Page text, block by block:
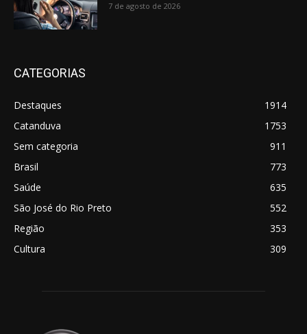
7 de agosto de 2026
CATEGORIAS
Destaques
1914
Catanduva
1753
Sem categoria
911
Brasil
773
Saúde
635
São José do Rio Preto
552
Região
353
Cultura
309